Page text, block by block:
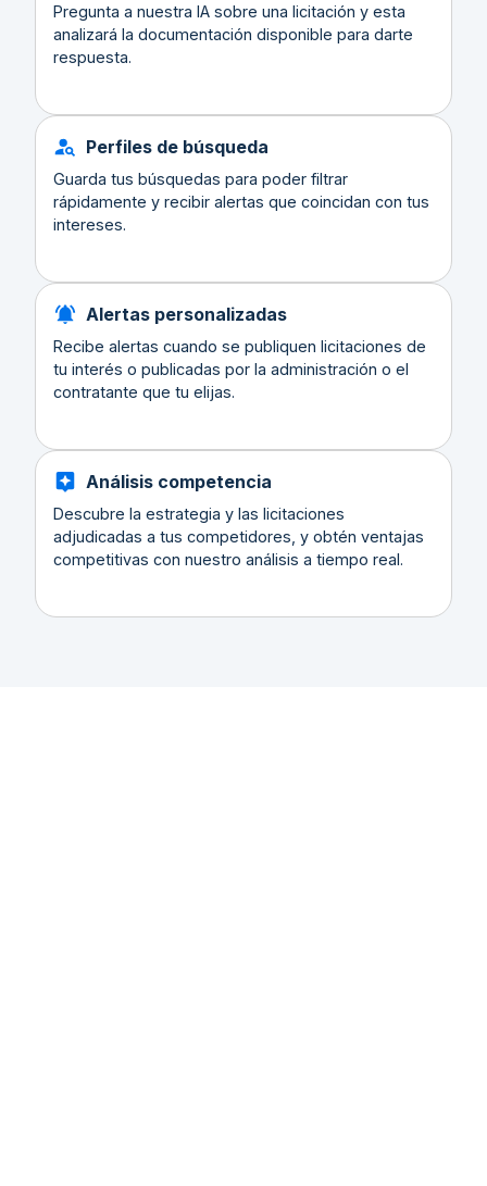
Pregunta a nuestra IA sobre una licitación y esta
analizará la documentación disponible para darte
respuesta.
Perfiles de búsqueda
Guarda tus búsquedas para poder filtrar
rápidamente y recibir alertas que coincidan con tus
intereses.
Alertas personalizadas
Recibe alertas cuando se publiquen licitaciones de
tu interés o publicadas por la administración o el
contratante que tu elijas.
Análisis competencia
Descubre la estrategia y las licitaciones
adjudicadas a tus competidores, y obtén ventajas
competitivas con nuestro análisis a tiempo real.